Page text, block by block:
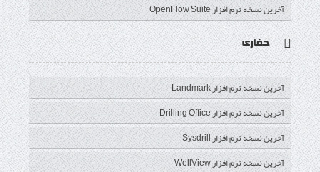
آخرین نسخه نرم افزار OpenFlow Suite
حفاری
آخرین نسخه نرم افزار Landmark
آخرین نسخه نرم افزار Drilling Office
آخرین نسخه نرم افزار Sysdrill
آخرین نسخه نرم افزار WellView